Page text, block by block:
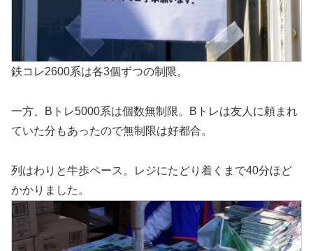
鉄コレ2600系は各3個ずつの制限。
一方、Bトレ5000系は個数無制限。Bトレは友人に頼まれ
ていた分もあったので無制限は好都合。
列はわりと牛歩ペース。レジにたどり着くまで40分ほど
かかりました。